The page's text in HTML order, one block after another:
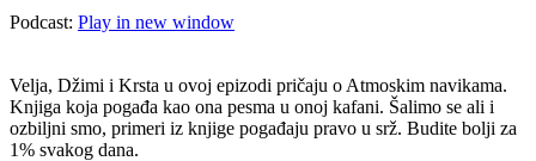
Podcast: Play in new window
Velja, Džimi i Krsta u ovoj epizodi pričaju o Atmoskim navikama.
Knjiga koja pogađa kao ona pesma u onoj kafani. Šalimo se ali i
ozbiljni smo, primeri iz knjige pogađaju pravo u srž. Budite bolji za
1% svakog dana.